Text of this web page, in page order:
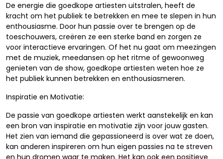
De energie die goedkope artiesten uitstralen, heeft de
kracht om het publiek te betrekken en mee te slepen in hun
enthousiasme. Door hun passie over te brengen op de
toeschouwers, creëren ze een sterke band en zorgen ze
voor interactieve ervaringen. Of het nu gaat om meezingen
met de muziek, meedansen op het ritme of gewoonweg
genieten van de show, goedkope artiesten weten hoe ze
het publiek kunnen betrekken en enthousiasmeren.
Inspiratie en Motivatie:
De passie van goedkope artiesten werkt aanstekelijk en kan
een bron van inspiratie en motivatie zijn voor jouw gasten.
Het zien van iemand die gepassioneerd is over wat ze doen,
kan anderen inspireren om hun eigen passies na te streven
en hun dromen waar te maken. Het kan ook een positieve